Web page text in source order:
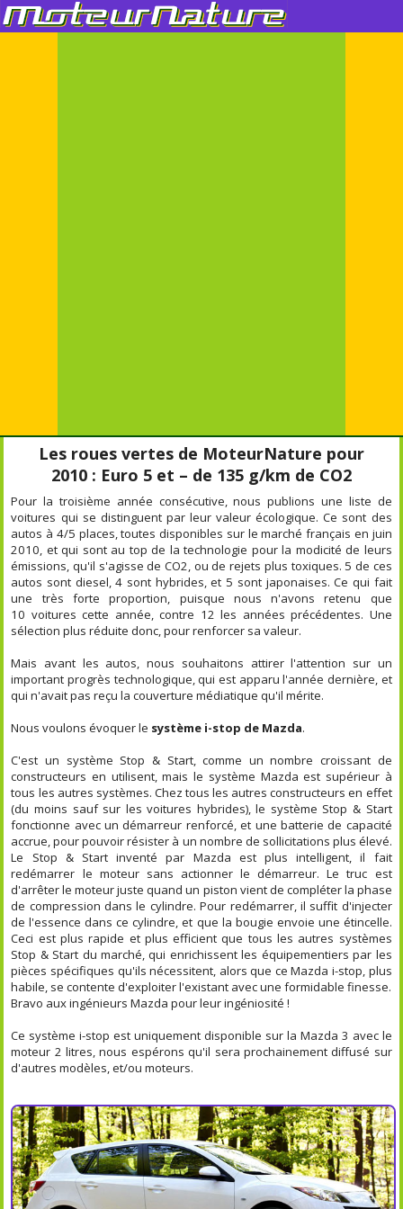
Les roues vertes de MoteurNature pour
2010 : Euro 5 et – de 135 g/km de CO2
Pour la troisième année consécutive, nous publions une liste de
voitures qui se distinguent par leur valeur écologique. Ce sont des
autos à 4/5 places, toutes disponibles sur le marché français en juin
2010, et qui sont au top de la technologie pour la modicité de leurs
émissions, qu'il s'agisse de CO2, ou de rejets plus toxiques. 5 de ces
autos sont diesel, 4 sont hybrides, et 5 sont japonaises. Ce qui fait
une très forte proportion, puisque nous n'avons retenu que
10 voitures cette année, contre 12 les années précédentes. Une
sélection plus réduite donc, pour renforcer sa valeur.
Mais avant les autos, nous souhaitons attirer l'attention sur un
important progrès technologique, qui est apparu l'année dernière, et
qui n'avait pas reçu la couverture médiatique qu'il mérite.
Nous voulons évoquer le système i-stop de Mazda.
C'est un système Stop & Start, comme un nombre croissant de
constructeurs en utilisent, mais le système Mazda est supérieur à
tous les autres systèmes. Chez tous les autres constructeurs en effet
(du moins sauf sur les voitures hybrides), le système Stop & Start
fonctionne avec un démarreur renforcé, et une batterie de capacité
accrue, pour pouvoir résister à un nombre de sollicitations plus élevé.
Le Stop & Start inventé par Mazda est plus intelligent, il fait
redémarrer le moteur sans actionner le démarreur. Le truc est
d'arrêter le moteur juste quand un piston vient de compléter la phase
de compression dans le cylindre. Pour redémarrer, il suffit d'injecter
de l'essence dans ce cylindre, et que la bougie envoie une étincelle.
Ceci est plus rapide et plus efficient que tous les autres systèmes
Stop & Start du marché, qui enrichissent les équipementiers par les
pièces spécifiques qu'ils nécessitent, alors que ce Mazda i-stop, plus
habile, se contente d'exploiter l'existant avec une formidable finesse.
Bravo aux ingénieurs Mazda pour leur ingéniosité !
Ce système i-stop est uniquement disponible sur la Mazda 3 avec le
moteur 2 litres, nous espérons qu'il sera prochainement diffusé sur
d'autres modèles, et/ou moteurs.